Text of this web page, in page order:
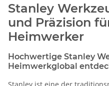
Stanley
und Präzision
Heimwerker
Hochwertige Stanley
Heimwerkglobal